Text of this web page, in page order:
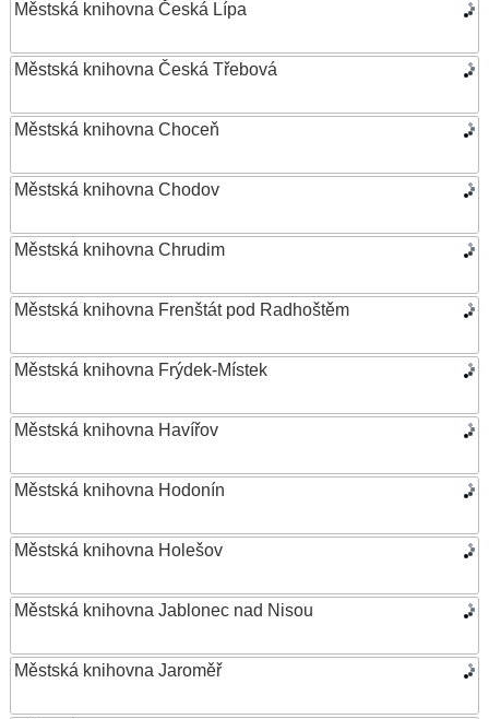
Městská knihovna Česká Lípa
Městská knihovna Česká Třebová
Městská knihovna Choceň
Městská knihovna Chodov
Městská knihovna Chrudim
Městská knihovna Frenštát pod Radhoštěm
Městská knihovna Frýdek-Místek
Městská knihovna Havířov
Městská knihovna Hodonín
Městská knihovna Holešov
Městská knihovna Jablonec nad Nisou
Městská knihovna Jaroměř